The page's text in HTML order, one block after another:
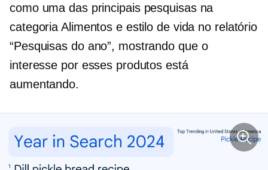
como uma das principais pesquisas na
categoria Alimentos e estilo de vida no relatório
“Pesquisas do ano”, mostrando que o
interesse por esses produtos está
aumentando.